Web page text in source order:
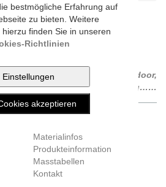
bestmögliche Erfahrung auf
zu bieten. Weitere
finden Sie in unseren
Richtlinien
reserved…
und Ausrüstung für Outdoor,
Wandern, Camping, Walking……
Materialinfos
Produkteinformation
Masstabellen
Kontakt